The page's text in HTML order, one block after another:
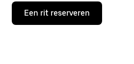
Een rit reserveren